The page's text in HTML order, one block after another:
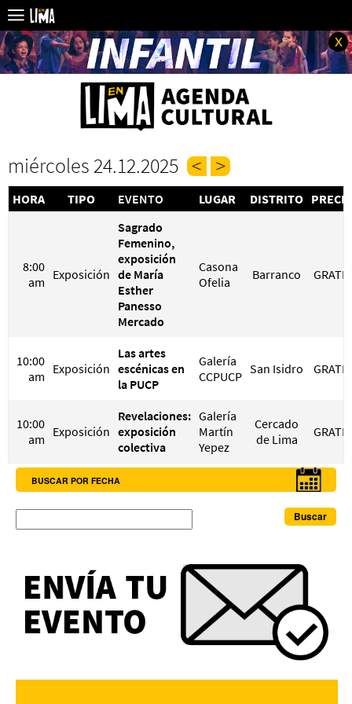
x
miércoles 24.12.2025
HORA TIPO EVENTO LUGAR DISTRITO
8:00
am Exposición
Sagrado
Femenino,
exposición
de María
Esther
Panesso
Mercado
Casona
Ofelia
Barranco GRATIS
10:00
am Exposición
Las artes
escénicas en
la PUCP
Galería
CCPUCP San Isidro GRATIS
10:00
am Exposición
Revelaciones:
exposición
colectiva
Galería
Martín
Yepez
Cercado
de Lima
GRATIS
BUSCAR POR FECHA